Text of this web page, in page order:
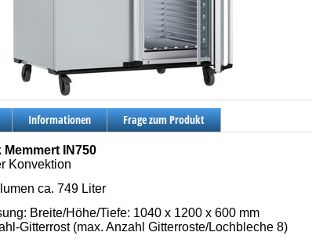
Informationen Frage zum Produkt
IN750
Konvektion
ca. 749 Liter
Breite/Höhe/Tiefe: 1040 x 1200 x 600 mm
Gitterrost (max. Anzahl Gitterroste/Lochbleche 8)